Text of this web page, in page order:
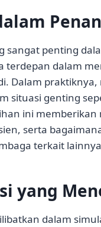
sangat penting
terdepan dalam
Dalam
situasi genting
ini
serta
terkait
yang
dalam